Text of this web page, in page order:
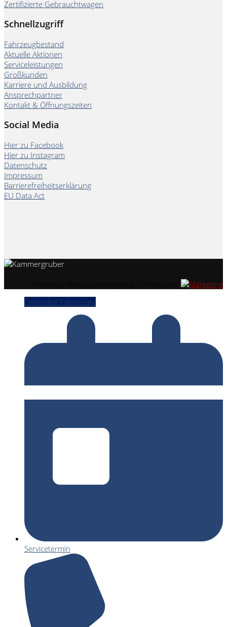
Zertifizierte Gebrauchtwagen
Schnellzugriff
Fahrzeugbestand
Aktuelle Aktionen
Serviceleistungen
Großkunden
Karriere und Ausbildung
Ansprechpartner
Kontakt & Öffnungszeiten
Social Media
Hier zu Facebook
Hier zu Instagram
Datenschutz
Impressum
Barrierefreiheitserklärung
EU Data Act
Gemerkte Fahrzeuge
Servicetermin